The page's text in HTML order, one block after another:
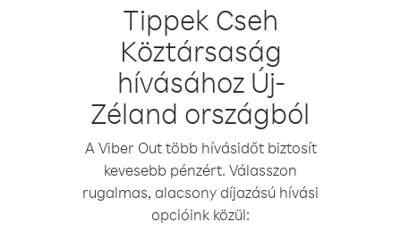
Tippek Cseh
Köztársaság
hívásához Új-
Zéland országból
A Viber Out több hívásidőt biztosít
kevesebb pénzért. Válasszon
rugalmas, alacsony díjazású hívási
opcióink közül: